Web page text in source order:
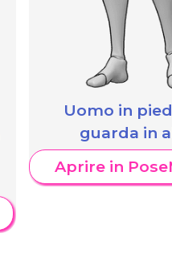
Uomo in
guarda in
Aprire in